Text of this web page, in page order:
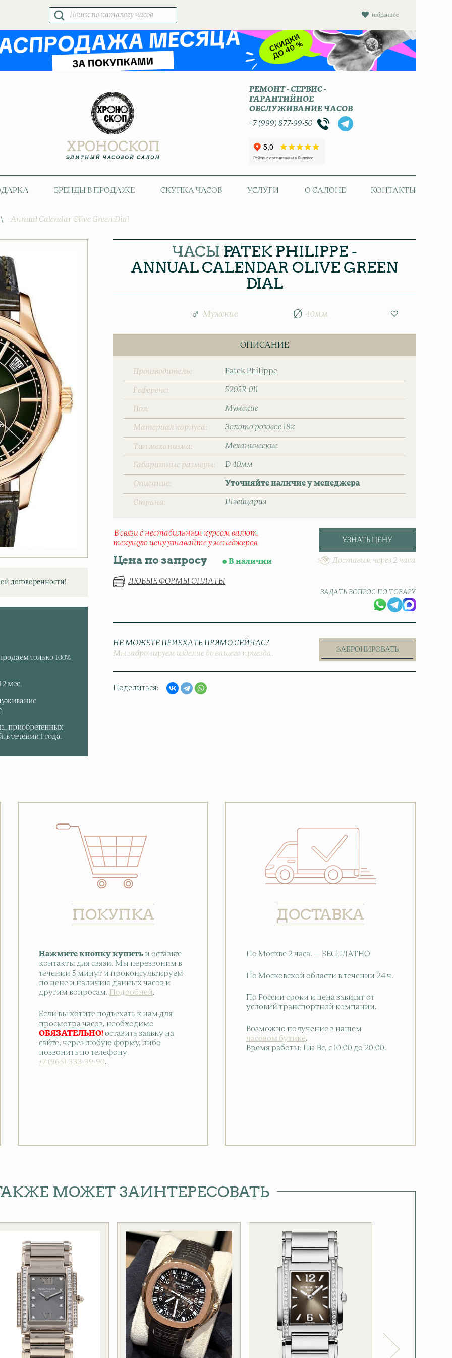
избранное
Поиск
товаров
РЕМОНТ - СЕРВИС -
ГАРАНТИЙНОЕ
ОБСЛУЖИВАНИЕ ЧАСОВ
+7 (999) 877-99-50
БРЕНДЫ В ПРОДАЖЕ СКУПКА ЧАСОВ УСЛУГИ О САЛОНЕ КОНТАКТЫ
Annual Calendar Olive Green Dial
договоренности!
только 100%
мес.
приобретенных
в течении 1 года.
ЧАСЫ PATEK PHILIPPE -
ANNUAL CALENDAR OLIVE GREEN
DIAL
Мужские 40мм
ОПИСАНИЕ
Производитель Patek Philippe
Референс 5205R-011
Пол Мужские
Материал корпуса Золото розовое 18к
Тип механизма Механические
Габаритные размеры D 40мм
Описание Уточняйте наличие у менеджера
Страна Швейцаpия
В связи с нестабильным курсом валют,
текущую цену узнавайте у менеджеров.
Цена по запросу В наличии
ЛЮБЫЕ ФОРМЫ ОПЛАТЫ
УЗНАТЬ ЦЕНУ
Доставим через 2 часа
ЗАДАТЬ ВОПРОС ПО ТОВАРУ
НЕ МОЖЕТЕ ПРИЕХАТЬ ПРЯМО СЕЙЧАС?
Мы забронируем изделие до вашего приезда.
ЗАБРОНИРОВАТЬ
Поделиться
ПОКУПКА
Нажмите кнопку купить и оставьте
контакты для связи. Мы перезвоним в
течении 5 минут и проконсультируем
по цене и наличию данных часов и
другим вопросам. Подробней.
Если вы хотите подъехать к нам для
просмотра часов, необходимо
ОБЯЗАТЕЛЬНО! оставить заявку на
сайте, через любую форму, либо
позвонить по телефону
+7 (965) 333-99-90.
ДОСТАВКА
По Москве 2 часа. — БЕСПЛАТНО
По Московской области в течении 24 ч.
По России сроки и цена зависят от
условий транспортной компании.
Возможно получение в нашем
часовом бутике.
Время работы: Пн-Вс, с 10:00 до 20:00.
МОЖЕТ ЗАИНТЕРЕСОВАТЬ